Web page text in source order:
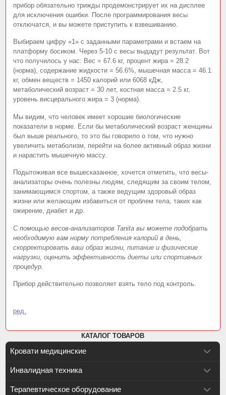
прибор обязательно трижды продемонстрирует их на дисплее
для исключения ошибки. После программирования весы
отключатся, и вы можете приступить к взвешиванию.
Выбираем цифру «1» с заданными параметрами и встаем на
платформу босиком. Через 5-10 с весы выдадут результат. Вот
что получилось у нас: Вес = 67.6 кг, процент жира = 28.2
(норма), содержание жидкости = 56.6%, мышечная масса = 46.1
кг, обмен веществ = 1450 калорий или 6068 кДж,
метаболический возраст = 30 лет, костная масса = 2.5 кг,
уровень висцерального жира = 3 (норма).
Мы видим, что человек имеет хорошие биологические
показатели в норме. Если бы метаболический возраст женщины
был выше реального, то это бы говорило о том, что нужно
увеличить метаболизм, перейти на более активный образ жизни
и нарастить мышечную массу.
Подытоживая все вышесказанное, хочется отметить, что весы-
анализаторы очень полезны людям, следящим за своим телом,
занимающимся спортом, а также ведущим здоровый образ
жизни или желающим избавиться от проблем тела, таких как
ожирение, диабет и др.
С помощью весов-анализаторов Tanita вы можете подобрать
необходимую вам норму потребления калорий в день,
скорректировать ваш образ жизни, питание и физические
нагрузки, оценить эффективность диеты или спортивных
процедур.
Прибор действительно позволяет взять тело под контроль.
ред.
КАТАЛОГ ТОВАРОВ
Кровати медицинские
Инвалидная техника
Терапевтическое оборудование